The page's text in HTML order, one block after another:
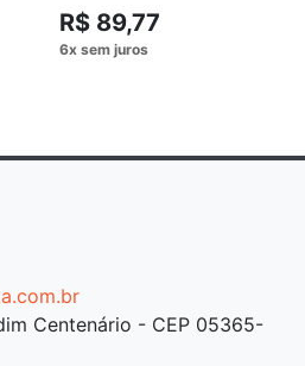
R$ 89,77
Centenário - CEP 05365-